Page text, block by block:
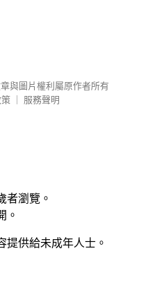
與圖片權利屬原作者所有
服務聲明
者瀏覽。
。
提供給未成年人士。